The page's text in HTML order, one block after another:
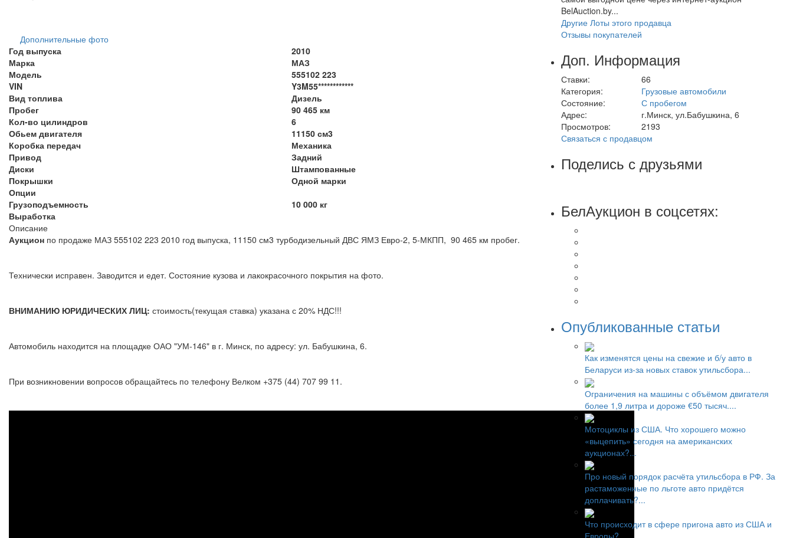
Дополнительные фото
Год выпуска
2010
Марка
МАЗ
Модель
555102 223
VIN
Y3M55************
Вид топлива
Дизель
Пробег
90 465 км
Кол-во цилиндров
6
Обьем двигателя
11150 см3
Коробка передач
Механика
Привод
Задний
Диски
Штампованные
Покрышки
Одной марки
Опции
Грузоподъемность
10 000 кг
Выработка
Описание
Аукцион по продаже МАЗ 555102 223 2010 год выпуска, 11150 см3 турбодизельный ДВС ЯМЗ Евро-2, 5-МКПП, 90 465 км пробег.
Технически исправен. Заводится и едет. Состояние кузова и лакокрасочного покрытия на фото.
ВНИМАНИЮ ЮРИДИЧЕСКИХ ЛИЦ: стоимость(текущая ставка) указана с 20% НДС!!!
Автомобиль находится на площадке ОАО "УМ-146" в г. Минск, по адресу: ул. Бабушкина, 6.
При возникновении вопросов обращайтесь по телефону Велком +375 (44) 707 99 11.
BelAuction.by...
Другие Лоты этого продавца
Отзывы покупателей
Доп. Информация
Ставки:
66
Категория:
Грузовые автомобили
Состояние:
С пробегом
Адрес:
г.Минск, ул.Бабушкина, 6
Просмотров:
2193
Связаться с продавцом
Поделись с друзьями
БелАукцион в соцсетях:
Опубликованные статьи
Как изменятся цены на свежие и б/у авто в
Беларуси из-за новых ставок утильсбора...
Ограничения на машины с объёмом двигателя
более 1,9 литра и дороже €50 тысяч....
Мотоциклы из США. Что хорошего можно
«выцепить» сегодня на американских
аукционах?...
Про новый порядок расчёта утильсбора в РФ. За
растаможенные по льготе авто придётся
доплачивать?...
Что происходит в сфере пригона авто из США и
Европы?...